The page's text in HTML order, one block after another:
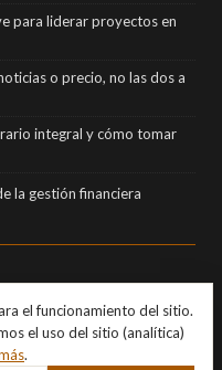
para liderar proyectos en
o precio, no las dos a
integral y cómo tomar
la gestión financiera
el funcionamiento del sitio.
el uso del sitio (analítica)
.